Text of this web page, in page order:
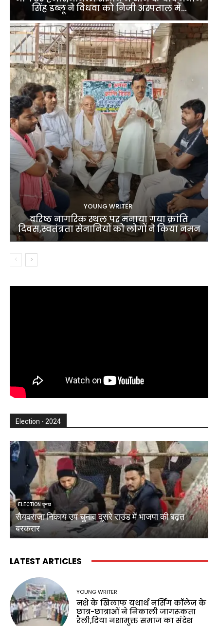
सिंह डब्लू ने विधवा को निजी अस्पताल में...
YOUNG WRITER
वरिष्ठ नागरिक स्थल पर मनाया गया क्रांति
दिवस,स्वतंत्रता सेनानियों को लोगों ने किया नमन
Election - 2024
ELECTION चुनाव
सैयदराजा निकाय उप चुनाव दूसरे राउंड में भाजपा की बढ़त
बरकरार
LATEST ARTICLES
YOUNG WRITER
नशे के खिलाफ यथार्थ नर्सिंग कॉलेज के
छात्र-छात्राओं ने निकाली जागरूकता
रैली,दिया नशामुक्त समाज का संदेश